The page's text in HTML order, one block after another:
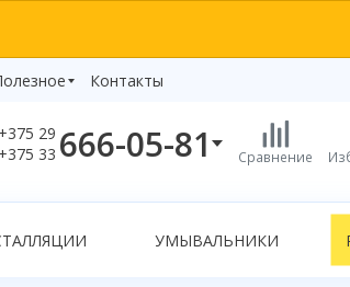
Контакты
+375 29
+375 33 666-05-81
+375 29 666-05-81
+375 17 243-24-29
Сравнение
УМЫВАЛЬНИКИ